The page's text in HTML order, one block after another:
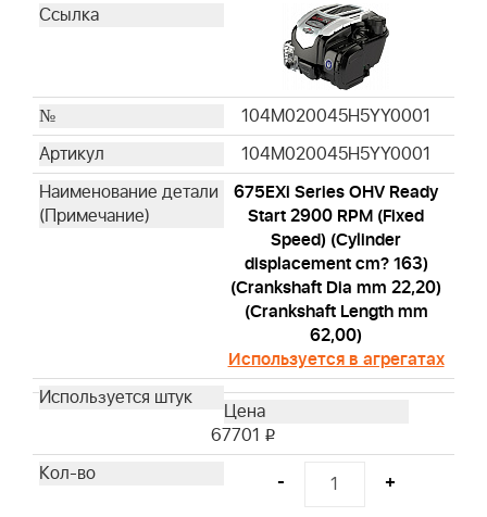
104M020045H5YY0001
104M020045H5YY0001
675EXi Series OHV Ready
Start 2900 RPM (Fixed
Speed) (Cylinder
displacement cm? 163)
(Crankshaft Dia mm 22,20)
(Crankshaft Length mm
62,00)
Используется в агрегатах
67701 i
- +